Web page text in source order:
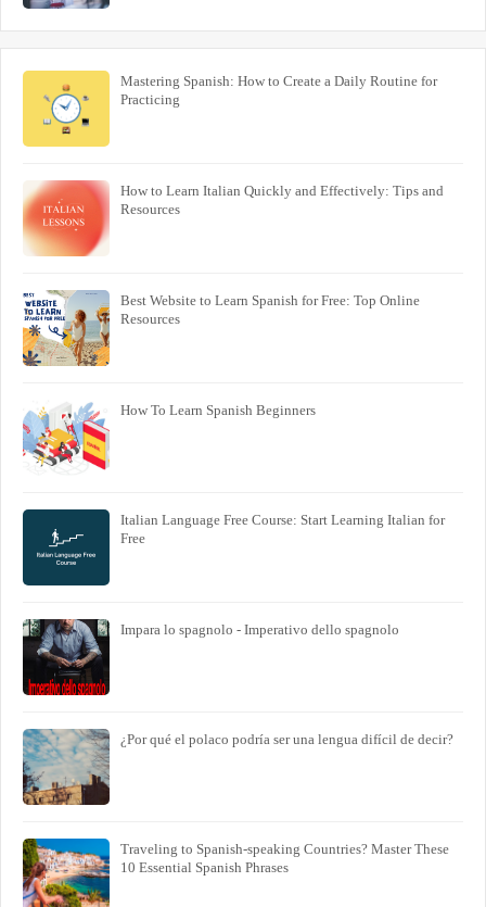
Mastering Spanish: How to Create a Daily Routine for
Practicing
How to Learn Italian Quickly and Effectively: Tips and
Resources
Best Website to Learn Spanish for Free: Top Online
Resources
How To Learn Spanish Beginners
Italian Language Free Course: Start Learning Italian for
Free
Impara lo spagnolo - Imperativo dello spagnolo
¿Por qué el polaco podría ser una lengua difícil de decir?
Traveling to Spanish-speaking Countries? Master These
10 Essential Spanish Phrases